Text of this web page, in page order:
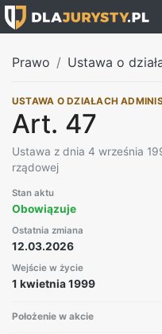
Prawo Ustawa o
USTAWA O DZIAŁACH
Art. 47
Ustawa z dnia 4 września
rządowej
Stan aktu
Obowiązuje
Ostatnia zmiana
12.03.2026
Wejście w życie
1 kwietnia 1999
Położenie w akcie